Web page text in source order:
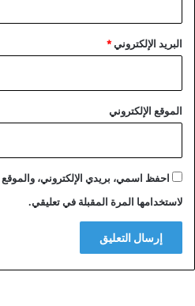
البريد الإلكتروني*
الموقع الإلكتروني
احفظ اسمي، بريدي الإلكتروني،
لاستخدامها المرة المقبلة في تعليقي.